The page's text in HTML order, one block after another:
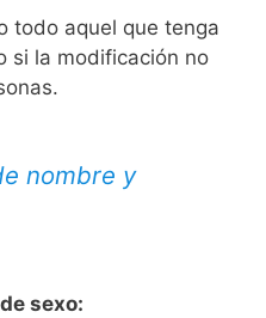
todo aquel que tenga
si la modificación no
nombre y
sexo: